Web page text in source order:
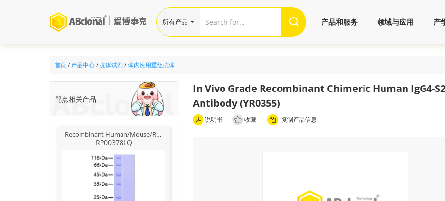
首页/ 产品中心/抗体试剂/体内应用重组抗体
靶点相关产品
Recombinant Human/Mouse/Rat GDF-11/BMP-11 Protein
RP00378LQ
In Vivo Grade Recombinant Chimeric Human IgG4-
Antibody (YR0355)
说明书 收藏 复制产品信息
产品和服务 领域与应用 产
所有产品